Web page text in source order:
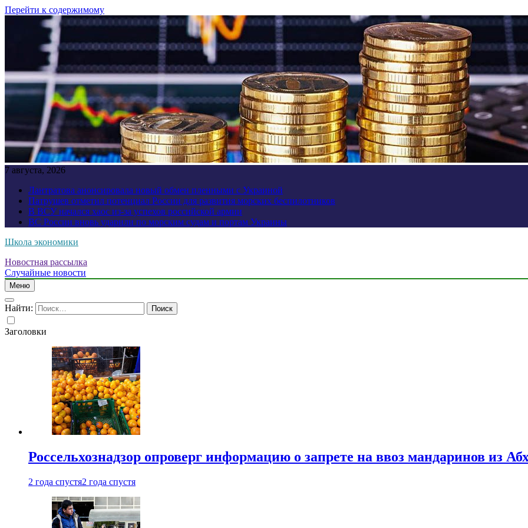
Перейти к содержимому
7 августа, 2026
Лантратова анонсировала новый обмен пленными с Украиной
Патрушев отметил потенциал России для развития морских беспилотников
В ВСУ начался хаос из-за успехов российской армии
ВС России вновь ударили по морским судам и портам Украины
Школа экономики
Новостная рассылка
Случайные новости
Меню
Найти:
Заголовки
Россельхознадзор опроверг информацию о запрете на ввоз мандаринов из
2 года спустя2 года спустя